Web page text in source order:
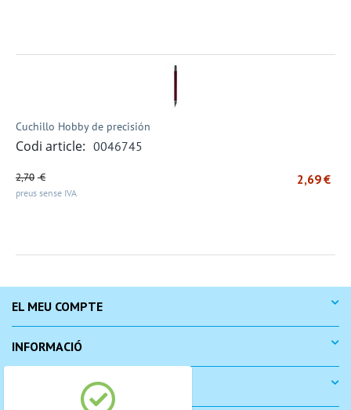
Cuchillo Hobby de precisión
Codi article: 0046745
2,70 € 2,69€
preus sense IVA
EL MEU COMPTE
INFORMACIÓ
COM COMPRAR